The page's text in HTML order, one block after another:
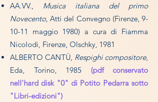
AA.VV., Musica italiana del primo
Novecento , Atti del Convegno (Firenze, 9-
10-11 maggio 1980) a cura di Fiamma
Nicolodi, Firenze, Olschky, 1981
ALBERTO CANTÙ, Respighi compositore,
Eda, Torino, 1985 (pdf conservato
nell'hard disk "0" di Potito Pedarra sotto
"Libri-edizioni")